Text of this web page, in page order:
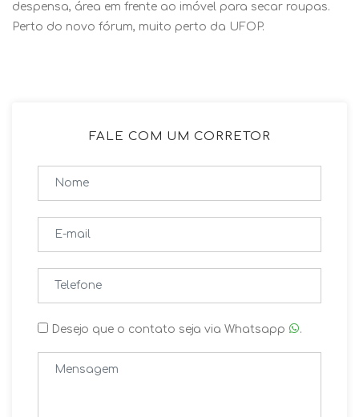
despensa, área em frente ao imóvel para secar roupas.
Perto do novo fórum, muito perto da UFOP.
FALE COM UM CORRETOR
Desejo que o contato seja via Whatsapp .